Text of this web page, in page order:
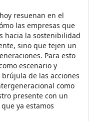
resuenan en el
las empresas que
hacia la sostenibilidad
sino que tejen un
Para esto
escenario y
de las acciones
como
presente con un
ya estamos